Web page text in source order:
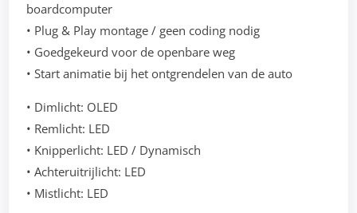
boardcomputer
• Plug & Play montage / geen coding nodig
• Goedgekeurd voor de openbare weg
• Start animatie bij het ontgrendelen van de auto
• Dimlicht: OLED
• Remlicht: LED
• Knipperlicht: LED / Dynamisch
• Achteruitrijlicht: LED
• Mistlicht: LED